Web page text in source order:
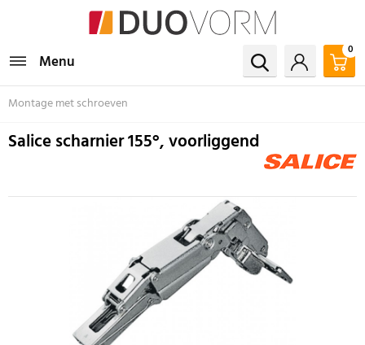
Menu
0
Montage met schroeven
Salice scharnier 155°, voorliggend